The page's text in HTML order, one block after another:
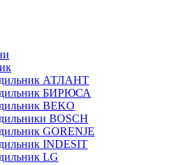
АТЛАНТ
БИРЮСА
BEKO
BOSCH
GORENJE
INDESIT
LG